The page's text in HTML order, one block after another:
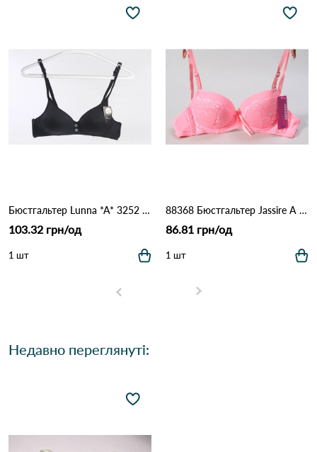
Бюстгальтер Lunna *A* 3252 15.3 Чорний
103.32 грн/од
1 шт
88368 Бюстгальтер Jassire A 13.4 Рожевий
86.81 грн/од
1 шт
Недавно переглянуті: